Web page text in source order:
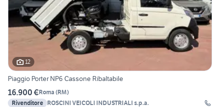
12
Piaggio Porter NP6 Cassone Ribaltabile
16.900 €Roma (RM)
Rivenditore ROSCINI VEICOLI INDUSTRIALI s.p.a.